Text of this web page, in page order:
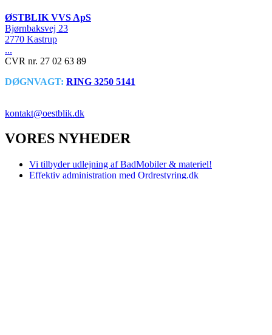
ØSTBLIK VVS ApS
Bjørnbaksvej 23
2770 Kastrup
...
CVR nr. 27 02 63 89
DØGNVAGT: RING 3250 5141
kontakt@oestblik.dk
VORES NYHEDER
Vi tilbyder udlejning af BadMobiler & materiel!
Effektiv administration med Ordrestyring.dk